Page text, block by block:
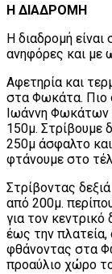
Η ΔΙΑΔΡΟΜΗ
Η διαδρομή είναι
ανηφόρες και με
Αφετηρία και
στα Φωκάτα. Πιο
Ιωάννη Φωκάτων
150μ. Στρίβουμε
250μ άσφαλτο
φτάνουμε στο
Στρίβοντας
από 200μ.
για τον
έως την πλατεία,
φθάνοντας στα
προαύλιο χώρο